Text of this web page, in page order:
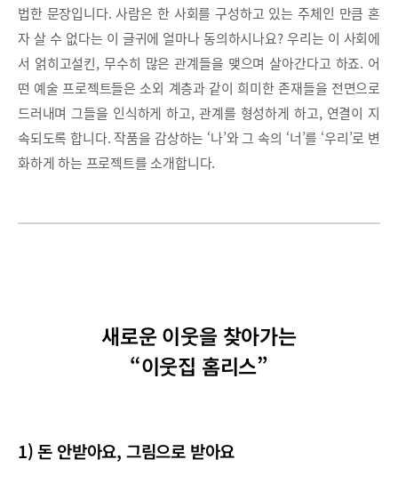
법한 문장입니다. 사람은 한 사회를 구성하고 있는 주체인 만큼 혼
자 살 수 없다는 이 글귀에 얼마나 동의하시나요? 우리는 이 사회에
서 얽히고설킨, 무수히 많은 관계들을 맺으며 살아간다고 하죠. 어
떤 예술 프로젝트들은 소외 계층과 같이 희미한 존재들을 전면으로
드러내며 그들을 인식하게 하고, 관계를 형성하게 하고, 연결이 지
속되도록 합니다. 작품을 감상하는 ‘나’와 그 속의 ‘너’를 ‘우리’로 변
화하게 하는 프로젝트를 소개합니다.
새로운 이웃을 찾아가는
“이웃집 홈리스”
1) 돈 안받아요, 그림으로 받아요